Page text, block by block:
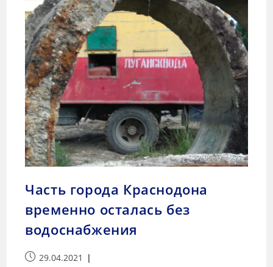
Часть города Краснодона
временно осталась без
водоснабжения
29.04.2021